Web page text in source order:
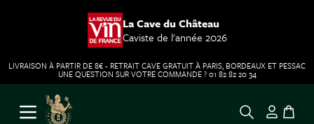
La Cave du Château
Caviste de l'année 2026
LIVRAISON À PARTIR DE 8€ - RETRAIT CAVE GRATUIT À PARIS, BORDEAUX ET PESSAC
UNE QUESTION SUR VOTRE COMMANDE ? 01 82 82 20 34
Aller au contenu
Ouvrir le menu